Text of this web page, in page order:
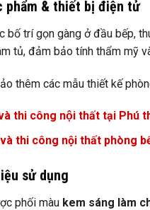
phẩm & thiết bị điện tử
bố trí gọn gàng ở đầu bếp,
tủ, đảm bảo tính thẩm mỹ
thêm các mẫu thiết kế
thi công nội thất tại Phú
thi công nội thất phòng
sử dụng
phối màu kem sáng làm